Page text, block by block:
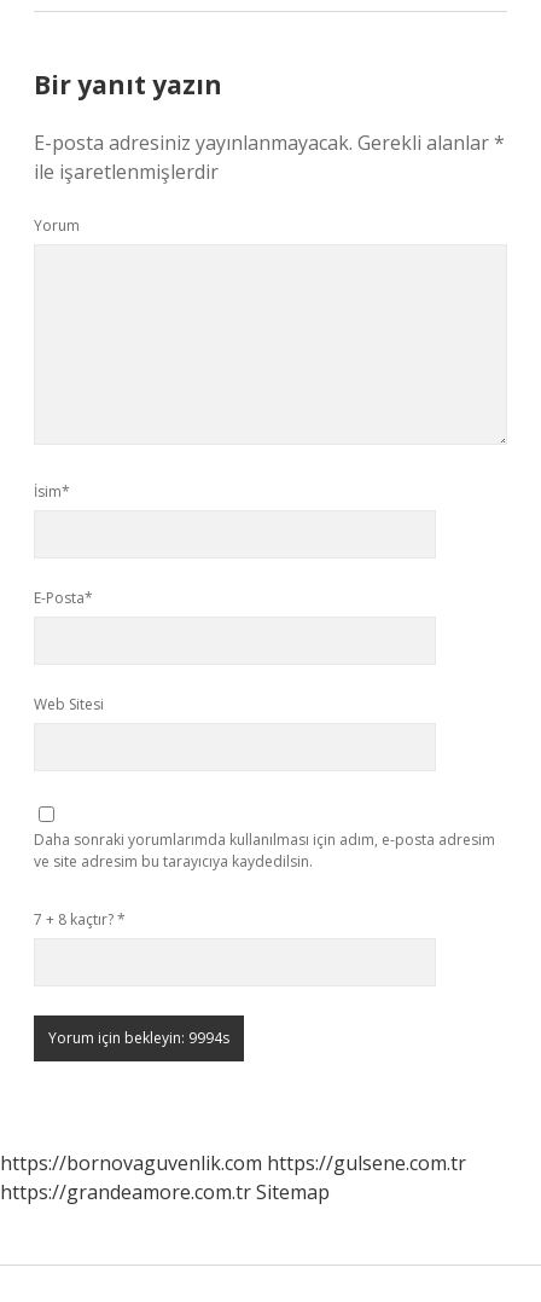
Bir yanıt yazın
E-posta adresiniz yayınlanmayacak. Gerekli alanlar*
ile işaretlenmişlerdir
Yorum
İsim*
E-Posta*
Web Sitesi
Daha sonraki yorumlarımda kullanılması için adım, e-posta adresim
ve site adresim bu tarayıcıya kaydedilsin.
7 + 8 kaçtır?*
https://bornovaguvenlik.com https://gulsene.com.tr
https://grandeamore.com.trSitemap